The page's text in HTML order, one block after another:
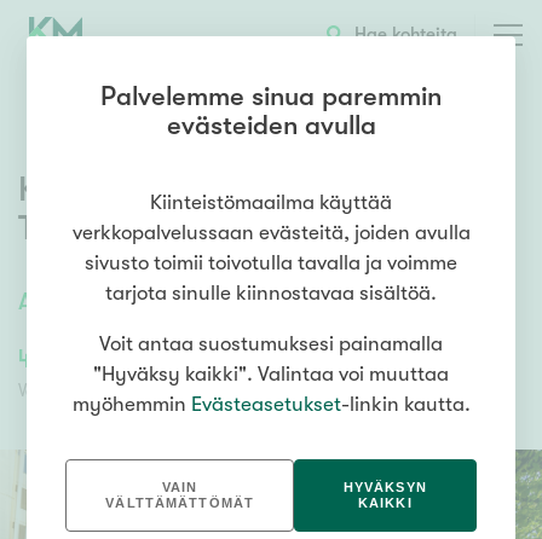
Hae kohteita
Autotalli AT6
Kortelahdenkatu 3,Amuri
Tampere
41 000,00 €
Velaton hinta
41 000,00 €
Palvelemme sinua paremmin
evästeiden avulla
Kiinteistömaailma käyttää
verkkopalvelussaan evästeitä, joiden avulla
sivusto toimii toivotulla tavalla ja voimme
tarjota sinulle kiinnostavaa sisältöä.
Voit antaa suostumuksesi painamalla
"Hyväksy kaikki". Valintaa voi muuttaa
myöhemmin Evästeasetukset-linkin kautta.
VAIN
VÄLTTÄMÄTTÖMÄT
HYVÄKSYN
KAIKKI